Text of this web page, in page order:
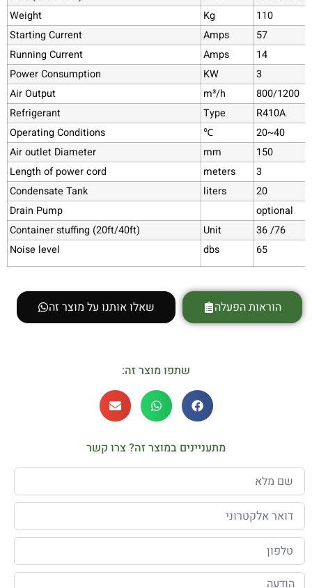
Weight
Kg
110
Starting Current
Amps
57
Running Current
Amps
14
Power Consumption
KW
3
Air Output
m³/h
800/1200
Refrigerant
Type
R410A
Operating Conditions
℃
20~40
Air outlet Diameter
mm
150
Length of power cord
meters
3
Condensate Tank
liters
20
Drain Pump
optional
Container stuffing (20ft/40ft)
Unit
36 /76
Noise level
dbs 65
הוראות הפעלה שאלו אותנו על מוצר זה
שתפו מוצר זה:
מתעניינים במוצר זה? צרו קשר